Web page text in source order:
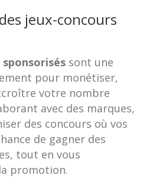
jeux-concours
sont une
pour monétiser,
votre nombre
avec des marques,
des concours où vos
de gagner des
tout en vous
promotion.